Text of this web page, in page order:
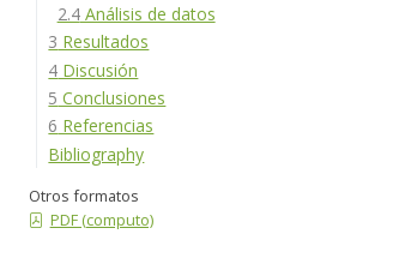
2.4Análisis de datos
3 Resultados
4 Discusión
5 Conclusiones
6 Referencias
Bibliography
Otros formatos
PDF (computo)